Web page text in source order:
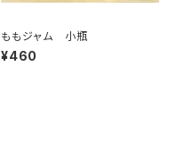
ももジャム 小瓶
¥460